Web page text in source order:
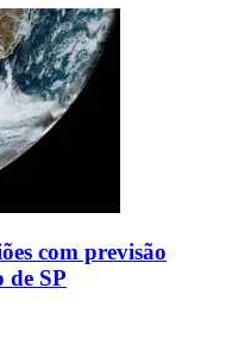
com previsão
de SP